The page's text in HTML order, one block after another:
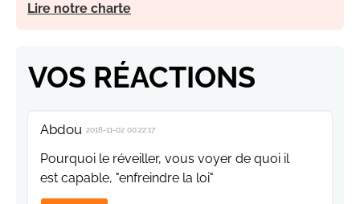
Lire notre charte
VOS RÉACTIONS
Abdou 2018-11-02 00:22:17
Pourquoi le réveiller, vous voyer de quoi il
est capable, "enfreindre la loi"